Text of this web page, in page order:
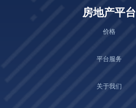
房地产平台
价格
平台服务
关于我们